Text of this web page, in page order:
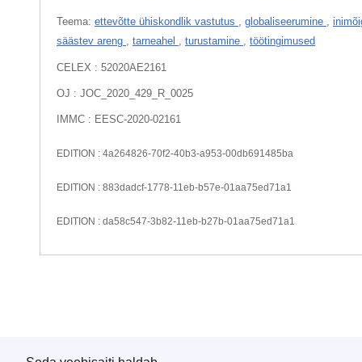
Teema: ettevõtte ühiskondlik vastutus , globaliseerumine ,
säästev areng , tarneahel , turustamine , töötingimused
CELEX : 52020AE2161
OJ : JOC_2020_429_R_0025
IMMC : EESC-2020-02161
EDITION : 4a264826-70f2-40b3-a953-00db691485ba
EDITION : 883dadcf-1778-11eb-b57e-01aa75ed71a1
EDITION : da58c547-3b82-11eb-b27b-01aa75ed71a1